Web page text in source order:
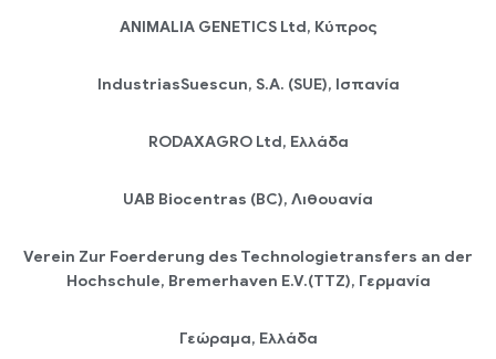
ANIMALIA GENETICS Ltd, Κύπρος
IndustriasSuescun, S.A. (SUE), Ισπανία
RODAXAGRO Ltd, Ελλάδα
UAB Biocentras (BC), Λιθουανία
Verein Zur Foerderung des Technologietransfers an der
Hochschule, Bremerhaven E.V.(TTZ), Γερμανία
Γεώραμα, Ελλάδα